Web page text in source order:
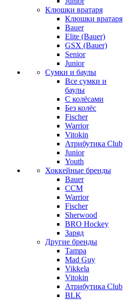
Клюшки вратаря
Клюшки вратаря
Bauer
Elite (Bauer)
GSX (Bauer)
Senior
Junior
Сумки и баулы
Все сумки и
баулы
С колёсами
Без колёс
Fischer
Warrior
Vitokin
Атрибутика Club
Junior
Youth
Хоккейные бренды
Bauer
CCM
Warrior
Fischer
Sherwood
BRO Hockey
Заряд
Другие бренды
Tampa
Mad Guy
Vikkela
Vitokin
Атрибутика Club
BLK